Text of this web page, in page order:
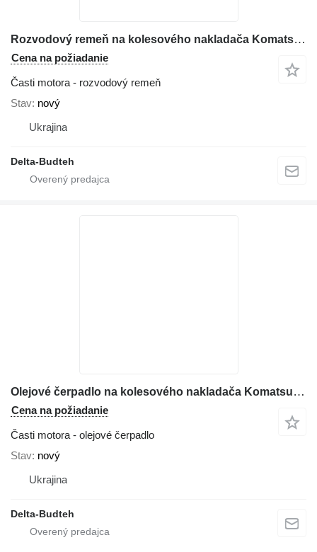
Rozvodový remeň na kolesového nakladača Komatsu WA470
Cena na požiadanie
Časti motora - rozvodový remeň
Stav nový
Ukrajina
Delta-Budteh
Olejové čerpadlo na kolesového nakladača Komatsu WA480
Cena na požiadanie
Časti motora - olejové čerpadlo
Stav nový
Ukrajina
Delta-Budteh